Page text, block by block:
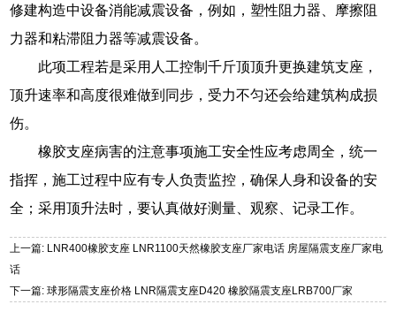
修建构造中设备消能减震设备，例如，塑性阻力器、摩擦阻
力器和粘滞阻力器等减震设备。
此项工程若是采用人工控制千斤顶顶升更换建筑支座，
顶升速率和高度很难做到同步，受力不匀还会给建筑构成损
伤。
橡胶支座病害的注意事项施工安全性应考虑周全，统一
指挥，施工过程中应有专人负责监控，确保人身和设备的安
全；采用顶升法时，要认真做好测量、观察、记录工作。
上一篇: LNR400橡胶支座 LNR1100天然橡胶支座厂家电话 房屋隔震支座厂家电
话
下一篇: 球形隔震支座价格 LNR隔震支座D420 橡胶隔震支座LRB700厂家